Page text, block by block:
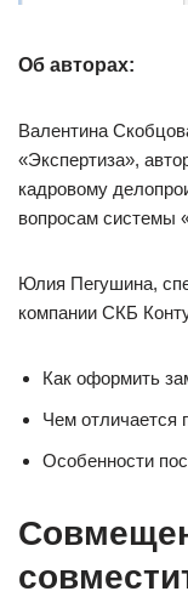
Об авторах:
Валентина
«Экспертиза»,
кадровому
вопросам системы
Юлия Пегушина,
компании СКБ
Как оформить
Чем отличается
Особенности